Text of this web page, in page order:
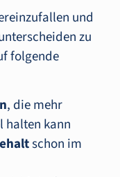
und
zu
folgende
, die mehr
halten kann
schon im